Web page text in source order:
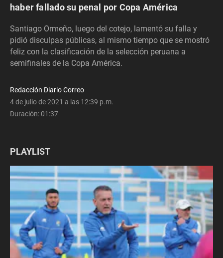
of
0
haber fallado su penal por Copa América
Santiago Ormeño, luego del cotejo, lamentó su falla y
pidió disculpas públicas, al mismo tiempo que se mostró
feliz con la clasificación de la selección peruana a
semifinales de la Copa América.
Redacción Diario Correo
4 de julio de 2021 a las 12:39 p.m.
Duración:01:37
PLAYLIST